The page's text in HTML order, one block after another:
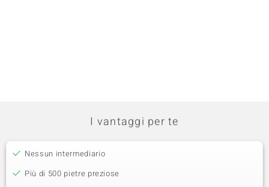
I vantaggi per te
Nessun intermediario
Più di 500 pietre preziose